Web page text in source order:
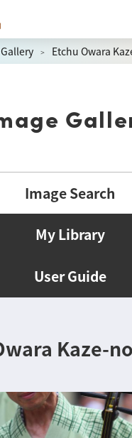
Etchu Owara
Image Search
My Library
User Guide
Kaze-